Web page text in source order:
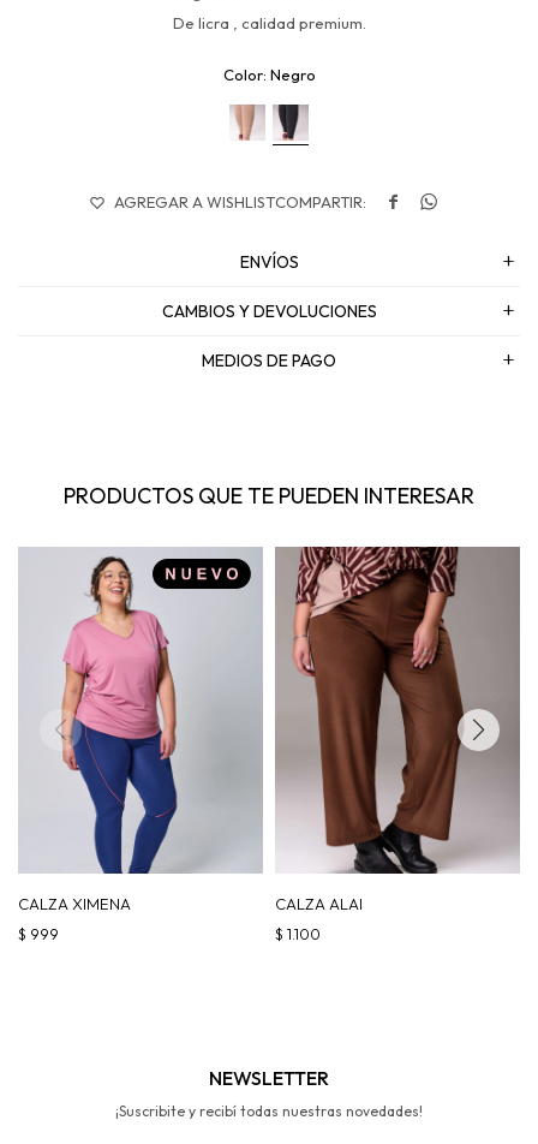
De licra , calidad premium.
Negro
 
ENVÍOS
CAMBIOS Y DEVOLUCIONES
MEDIOS DE PAGO
PRODUCTOS QUE TE PUEDEN INTERESAR
CALZA XIMENA
$ 999
CALZA ALAI
$ 1.100
NEWSLETTER
¡Suscribite y recibí todas nuestras novedades!